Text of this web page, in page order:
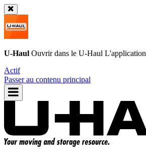
U-Haul Ouvrir dans le U-Haul L'application
Actif
Passer au contenu principal